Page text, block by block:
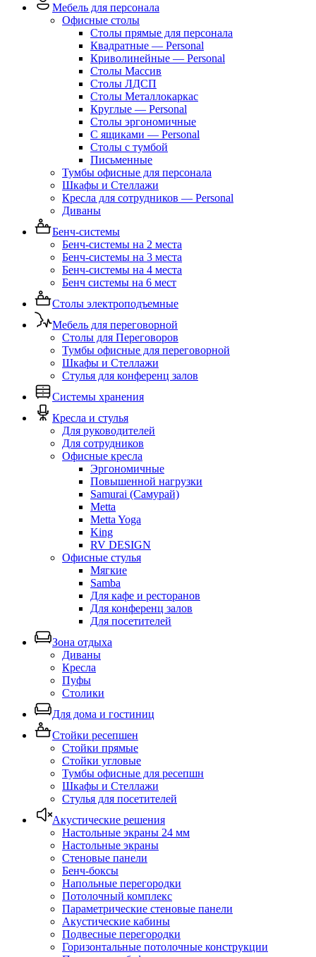
Мебель для персонала
Офисные столы
Столы прямые для персонала
Квадратные — Personal
Криволинейные — Personal
Столы Массив
Столы ЛДСП
Столы Металлокаркас
Круглые — Personal
Столы эргономичные
С ящиками — Personal
Столы с тумбой
Письменные
Тумбы офисные для персонала
Шкафы и Стеллажи
Кресла для сотрудников — Personal
Диваны
Бенч-системы
Бенч-системы на 2 места
Бенч-системы на 3 места
Бенч-системы на 4 места
Бенч системы на 6 мест
Столы электроподъемные
Мебель для переговорной
Столы для Переговоров
Тумбы офисные для переговорной
Шкафы и Стеллажи
Стулья для конференц залов
Системы хранения
Кресла и стулья
Для руководителей
Для сотрудников
Офисные кресла
Эргономичные
Повышенной нагрузки
Samurai (Самурай)
Metta
Metta Yoga
King
RV DESIGN
Офисные стулья
Мягкие
Samba
Для кафе и ресторанов
Для конференц залов
Для посетителей
Зона отдыха
Диваны
Кресла
Пуфы
Столики
Для дома и гостиниц
Стойки ресепшен
Стойки прямые
Стойки угловые
Тумбы офисные для ресепшн
Шкафы и Стеллажи
Стулья для посетителей
Акустические решения
Настольные экраны 24 мм
Настольные экраны
Стеновые панели
Бенч-боксы
Напольные перегородки
Потолочный комплекс
Параметрические стеновые панели
Акустические кабины
Подвесные перегородки
Горизонтальные потолочные конструкции